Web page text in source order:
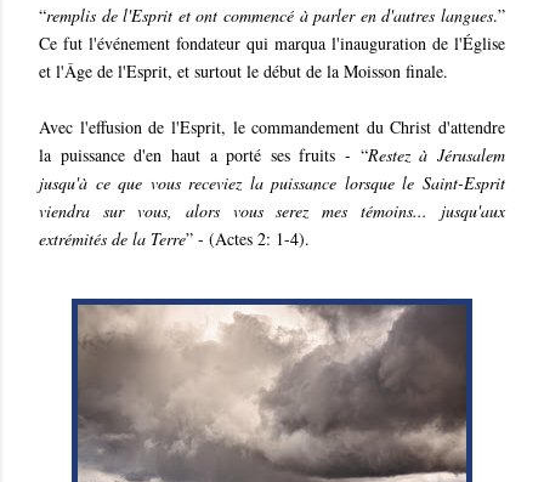
“remplis de l'Esprit et ont commencé à parler en d'autres langues.”
Ce fut l'événement fondateur qui marqua l'inauguration de l'Église
et l'Âge de l'Esprit, et surtout le début de la Moisson finale.
Avec l'effusion de l'Esprit, le commandement du Christ d'attendre
la puissance d'en haut a porté ses fruits - “Restez à Jérusalem
jusqu'à ce que vous receviez la puissance lorsque le Saint-Esprit
viendra sur vous, alors vous serez mes témoins... jusqu'aux
extrémités de la Terre” - (Actes 2: 1-4).